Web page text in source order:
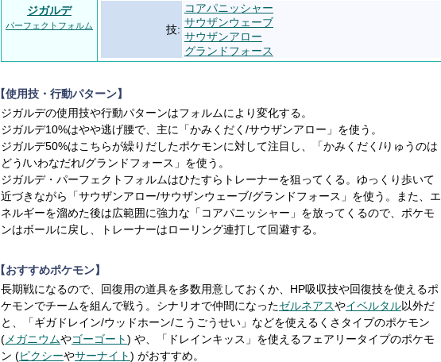
ジガルデ
パーフェクトフォルム 技:
コアパニッシャー
サウザンウェーブ
サウザンアロー
グランドフォース
【使用技・行動パターン】
ジガルデの使用技や行動パターンはフォルムにより変化する。
ジガルデ10%はやや逃げ腰で、主に「かみくだく/サウザンアロー」を使う。
ジガルデ50%はこちらが繰りだしたポケモンに対して注目し、「かみくだく/りゅうのは
どう/いわなだれ/グランドフォース」を使う。
ジガルデ・パーフェクトフォルムはひたすらトレーナーを狙ってくる。ゆっくり歩いて
近づきながら「サウザンアロー/サウザンウェーブ/グランドフォース」を使う。また、エ
ネルギーを溜めた後は広範囲に強力な「コアパニッシャー」を放ってくるので、ポケモ
ンはボールに戻し、トレーナーはローリング連打して回避する。
【おすすめポケモン】
長期戦になるので、回復用の道具を多数用意しておくか、HP吸収技や回復技を使えるポ
ケモンでチームを組んで戦う。シナリオで仲間になったゼルネアスやイベルタル以外だ
と、「ギガドレイン/ウッドホーン/こうごうせい」などを使えるくさタイプのポケモン
( メガニウムやゴーゴート) や、「ドレインキッス」を使えるフェアリータイプのポケモ
ン (ピクシーやサーナイト) がおすすめ。